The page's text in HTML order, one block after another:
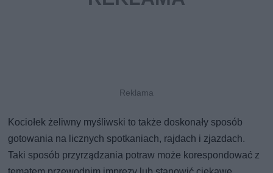
Kociołek żeliwny myśliwski to także doskonały sposób
gotowania na licznych spotkaniach, rajdach i zjazdach.
Taki sposób przyrządzania potraw może korespondować z